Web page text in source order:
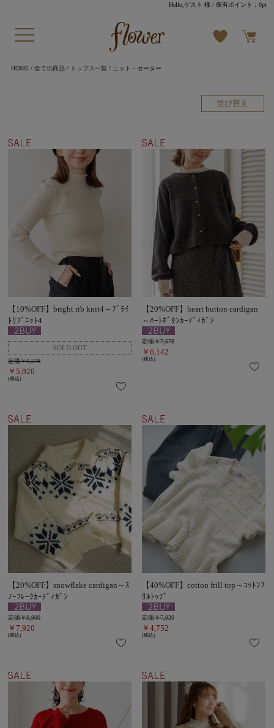
Hello,ゲスト 様 / 保有ポイント：0pt
HOME/ 全ての商品/ トップス一覧 / ニット・セーター
並び替え
【10%OFF】bright rib knit4～ﾌﾞﾗｲ
ﾄﾘﾌﾞﾆｯﾄ4
定価￥6,578
￥5,920
(税込)
【20%OFF】heart button cardigan
～ﾊｰﾄﾎﾞﾀﾝｶｰﾃﾞｨｶﾞﾝ
定価￥7,678
￥6,142
(税込)
【20%OFF】snowflake cardigan～ｽ
ﾉｰﾌﾚｰｸｶｰﾃﾞｨｶﾞﾝ
定価￥9,900
￥7,920
(税込)
【40%OFF】cotton frill top～ｺｯﾄﾝﾌ
ﾘﾙﾄｯﾌﾟ
定価￥7,920
￥4,752
(税込)